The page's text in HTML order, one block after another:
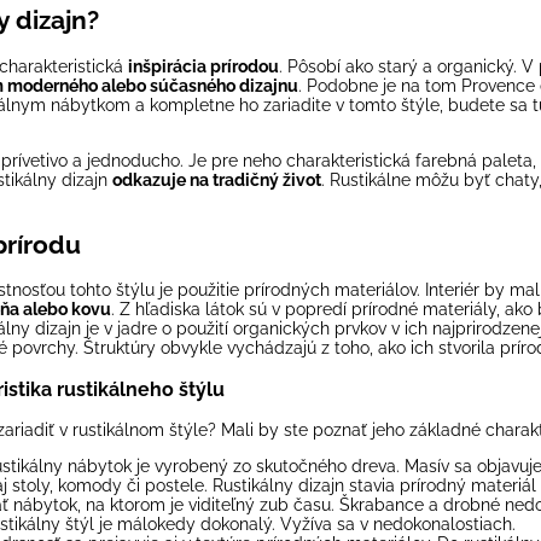
dizajn?
inšpirácia prírodou. Pôsobí ako starý a organický.
moderného alebo súčasného dizajnu. Podobne je na tom
nábytkom a kompletne ho zariadite v tomto štýle, budete sa
a jednoducho. Je pre neho charakteristická farebná paleta,
dizajn odkazuje na tradičný život. Rustikálne môžu byť
tohto štýlu je použitie prírodných materiálov. Interiér by
alebo kovu. Z hľadiska látok sú v popredí prírodné materiály, ako
dizajn je v jadre o použití organických prvkov v ich
povrchy. Štruktúry obvykle vychádzajú z toho, ako ich stvorila
rustikálneho štýlu
v rustikálnom štýle? Mali by ste poznať jeho základné
nábytok je vyrobený zo skutočného dreva. Masív sa
stoly, komody či postele. Rustikálny dizajn stavia prírodný
nábytok, na ktorom je viditeľný zub času. Škrabance a drobné
štýl je málokedy dokonalý. Vyžíva sa v nedokonalostiach.